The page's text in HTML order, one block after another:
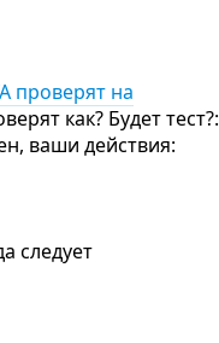
проверят на
как? Будет тест?:
ваши действия:
следует